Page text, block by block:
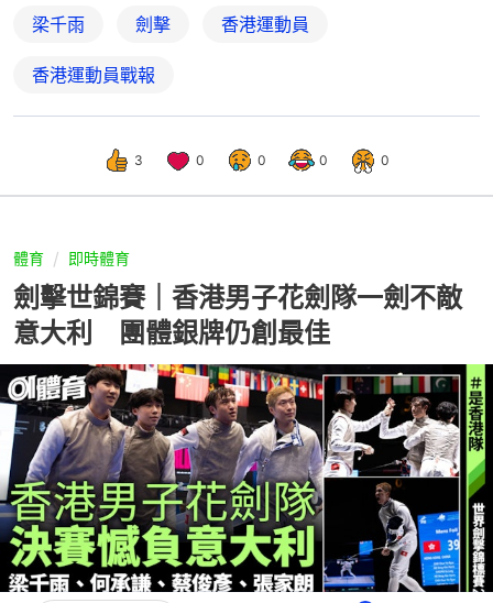
梁千雨 劍擊 香港運動員
香港運動員戰報
3 0 0 0 0
體育 即時體育
劍擊世錦賽｜香港男子花劍隊一劍不敵
意大利 團體銀牌仍創最佳